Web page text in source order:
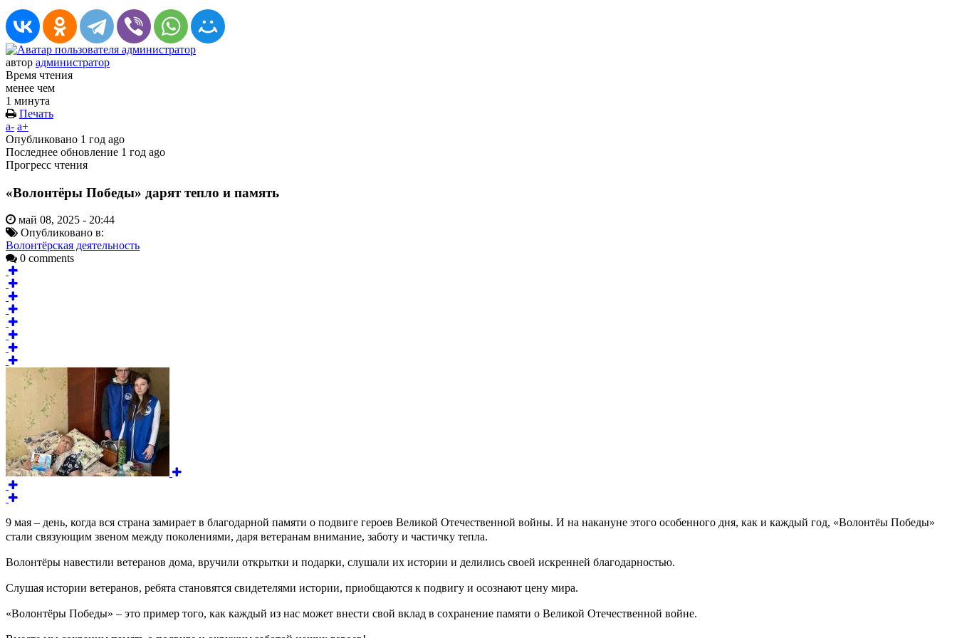
автор администратор
Время чтения
менее чем
1 минута
Печать
a- a+
Опубликовано 1 год ago
Последнее обновление 1 год ago
Прогресс чтения
«Волонтёры Победы» дарят тепло и память
май 08, 2025 - 20:44
Опубликовано в:
Волонтёрская деятельность
0 comments
9 мая – день, когда вся страна замирает в благодарной памяти о подвиге героев Великой Отечественной войны. И на накануне этого особенного дня, как и каждый год, «Волонтёы Победы»
стали связующим звеном между поколениями, даря ветеранам внимание, заботу и частичку тепла.
Волонтёры навестили ветеранов дома, вручили открытки и подарки, слушали их истории и делились своей искренней благодарностью.
Слушая истории ветеранов, ребята становятся свидетелями истории, приобщаются к подвигу и осознают цену мира.
«Волонтёры Победы» – это пример того, как каждый из нас может внести свой вклад в сохранение памяти о Великой Отечественной войне.